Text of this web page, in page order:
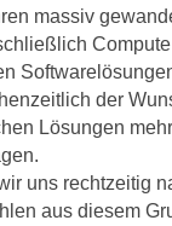
massiv
der
Lösungen
uns rechtzeitig
aus diesem